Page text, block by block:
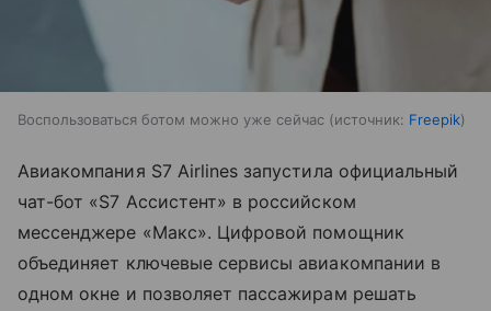
Воспользоваться ботом можно уже сейчас источник: Freepik
Авиакомпания S7 Airlines запустила официальный
чат-бот «S7 Ассистент» в российском
мессенджере «Макс». Цифровой помощник
объединяет ключевые сервисы авиакомпании в
одном окне и позволяет пассажирам решать